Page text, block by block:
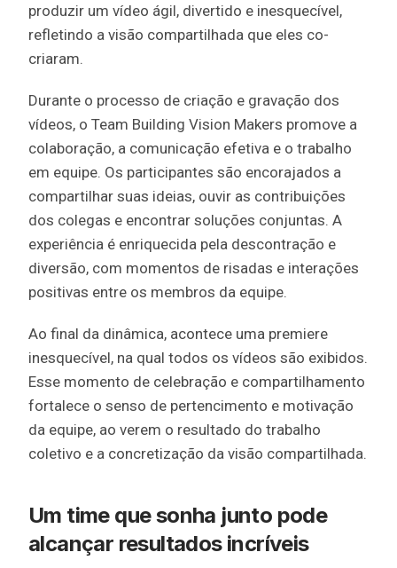
produzir um vídeo ágil, divertido e inesquecível,
refletindo a visão compartilhada que eles co-
criaram.
Durante o processo de criação e gravação dos
vídeos, o Team Building Vision Makers promove a
colaboração, a comunicação efetiva e o trabalho
em equipe. Os participantes são encorajados a
compartilhar suas ideias, ouvir as contribuições
dos colegas e encontrar soluções conjuntas. A
experiência é enriquecida pela descontração e
diversão, com momentos de risadas e interações
positivas entre os membros da equipe.
Ao final da dinâmica, acontece uma premiere
inesquecível, na qual todos os vídeos são exibidos.
Esse momento de celebração e compartilhamento
fortalece o senso de pertencimento e motivação
da equipe, ao verem o resultado do trabalho
coletivo e a concretização da visão compartilhada.
Um time que sonha junto pode
alcançar resultados incríveis